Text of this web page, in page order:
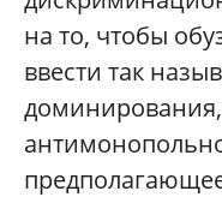
на то, чтобы
ввести так
доминирования,